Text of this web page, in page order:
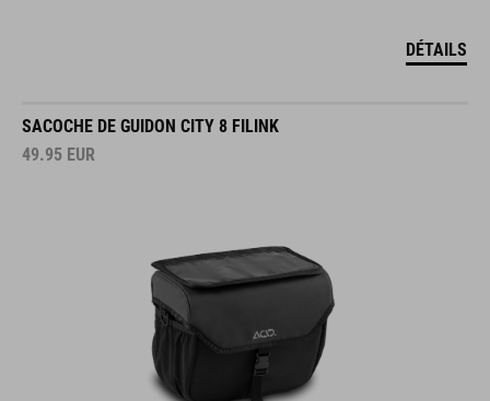
DÉTAILS
SACOCHE DE GUIDON CITY 8 FILINK
49.95 EUR